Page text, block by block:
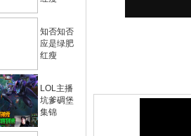
知否知否
应是绿肥
红瘦
LOL主播
坑爹碉堡
集锦